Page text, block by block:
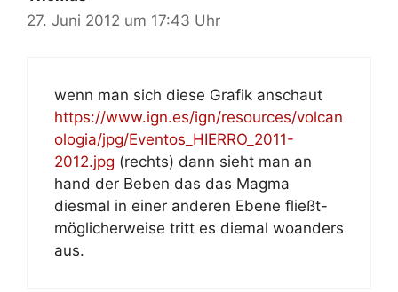
27. Juni 2012 um 17:43 Uhr
wenn man sich diese Grafik anschaut
https://www.ign.es/ign/resources/volcan
ologia/jpg/Eventos_HIERRO_2011-
2012.jpg (rechts) dann sieht man an
hand der Beben das das Magma
diesmal in einer anderen Ebene fließt-
möglicherweise tritt es diemal woanders
aus.